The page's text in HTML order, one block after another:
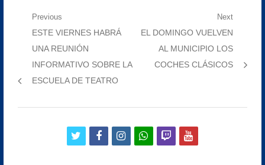
Navegación
entradas
Previous
Previous
post:
ESTE VIERNES HABRÁ
UNA REUNIÓN
INFORMATIVO SOBRE LA
ESCUELA DE TEATRO
Next
Next
post:
EL DOMINGO VUELVEN
AL MUNICIPIO LOS
COCHES CLÁSICOS
twitterfacebookinstagramwhatsapp
twitchyoutube